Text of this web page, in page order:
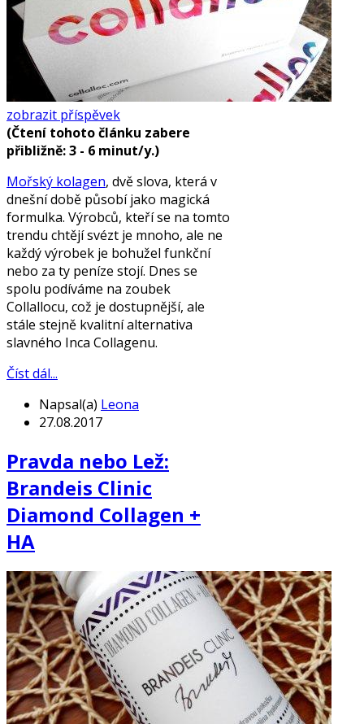
zobrazit příspěvek
(Čtení tohoto článku zabere
přibližně: 3 - 6 minut/y.)
Mořský kolagen, dvě slova, která v
dnešní době působí jako magická
formulka. Výrobců, kteří se na tomto
trendu chtějí svézt je mnoho, ale ne
každý výrobek je bohužel funkční
nebo za ty peníze stojí. Dnes se
spolu podíváme na zoubek
Collallocu, což je dostupnější, ale
stále stejně kvalitní alternativa
slavného Inca Collagenu.
Číst dál...
Napsal(a) Leona
27.08.2017
Pravda nebo Lež:
Brandeis Clinic
Diamond Collagen +
HA